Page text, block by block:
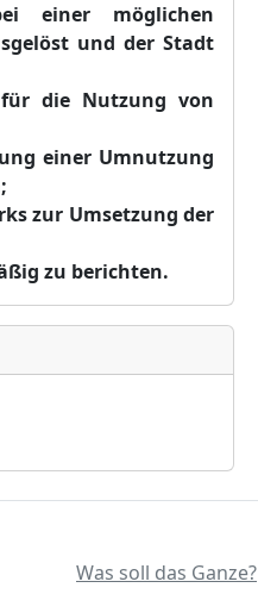
einer möglichen
und der Stadt
die Nutzung von
einer Umnutzung
zur Umsetzung der
zu berichten.
Was soll das Ganze?